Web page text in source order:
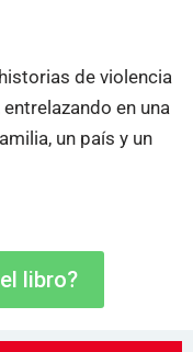
de violencia
en una
un país y un
libro?